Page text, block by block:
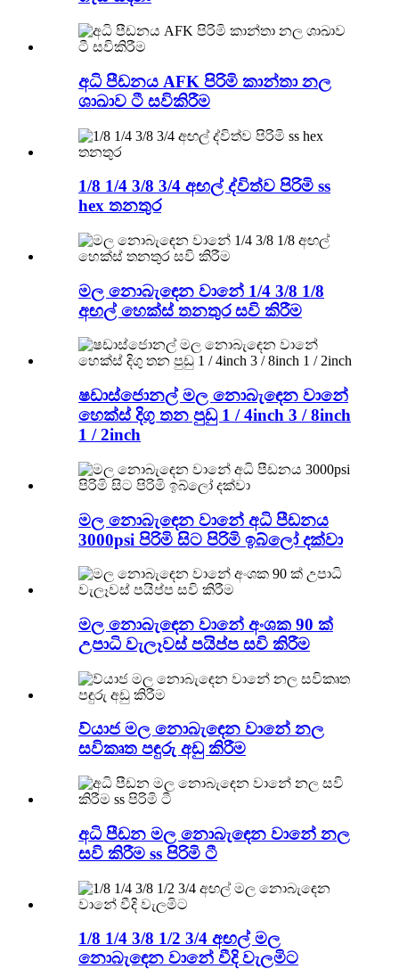
අධි පීඩනය AFK පිරිමි කාන්තා නල
ශාඛාව ටී සවිකිරීම
1/8 1/4 3/8 3/4 අඟල් ද්විත්ව පිරිමි ss
hex තනතුර
මල නොබැඳෙන වානේ 1/4 3/8 1/8
අඟල් හෙක්ස් තනතුර සවි කිරීම
ෂඩාස්ජොනල් මල නොබැඳෙන වානේ
හෙක්ස් දිගු තන පුඩු 1 / 4inch 3 / 8inch
1 / 2inch
මල නොබැඳෙන වානේ අධි පීඩනය
3000psi පිරිමි සිට පිරිමි ඉබ්ලෝ දක්වා
මල නොබැඳෙන වානේ අංශක 90 ක්
උපාධි වැලෑවස් පයිප්ප සවි කිරීම
ව්යාජ මල නොබැඳෙන වානේ නල
සවිකෘත පඳුරු අඩු කිරීම
අධි පීඩන මල නොබැඳෙන වානේ නල
සවි කිරීම ss පිරිමි ටී
1/8 1/4 3/8 1/2 3/4 අඟල් මල
නොබැඳෙන වානේ වීදි වැලමිට